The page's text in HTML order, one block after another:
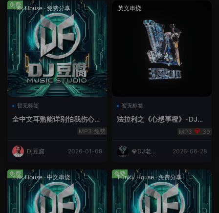
Lak House · 免费分享
暂无标签
全中文耳熟能详别怕我伤心
爱的代价lakHouse专辑v59R
免费
Dj豆腐 2026-01-09
免费 英文串烧
暂无标签
法拉利之《心想事橙》-DJ老
30
💎DJ老王
2026-06-28
Lak House · 中文串烧
免费 Funky House ·免费分享
免费